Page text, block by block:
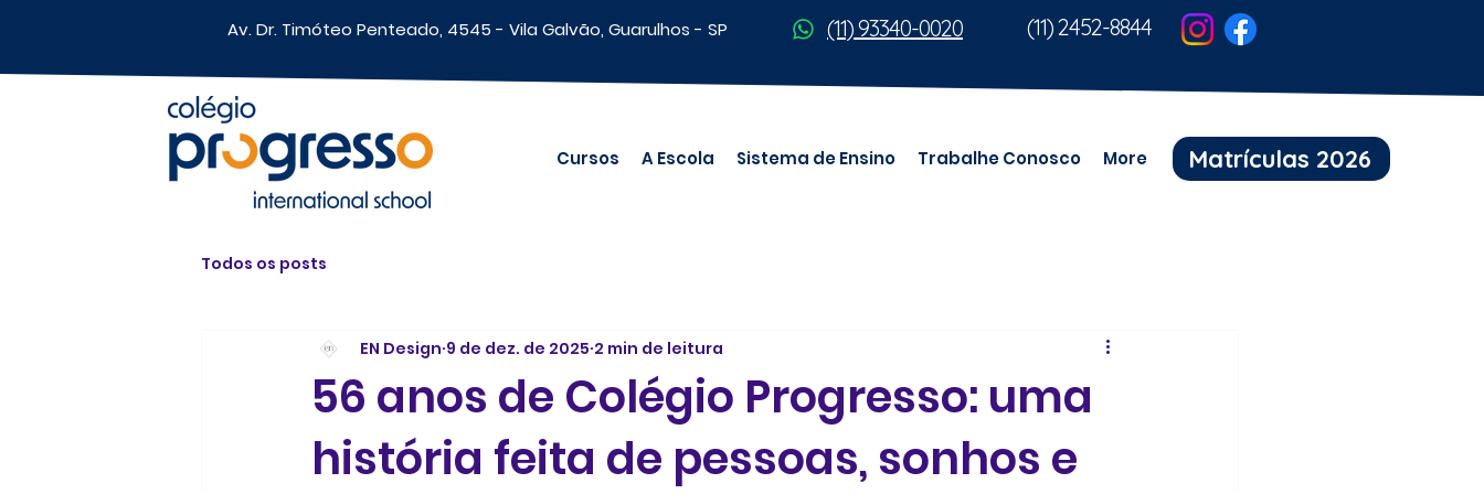
Av. Dr. Timóteo Penteado, 4545 - Vila Galvão, Guarulhos - SP (11) 93340-0020 (11) 2452-8844
Cursos A Escola Sistema de Ensino Trabalhe Conosco More Matrículas 2026
Todos os posts
56 anos de Colégio Progresso: uma
história feita de pessoas, sonhos e
EN Design 9 de dez. de 2025 2 min de leitura